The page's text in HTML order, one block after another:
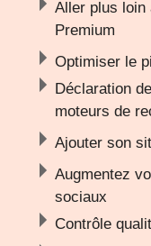
Aller plus loin
Premium
Optimiser le
Déclaration
moteurs de
Ajouter son
Augmentez
sociaux
Contrôle